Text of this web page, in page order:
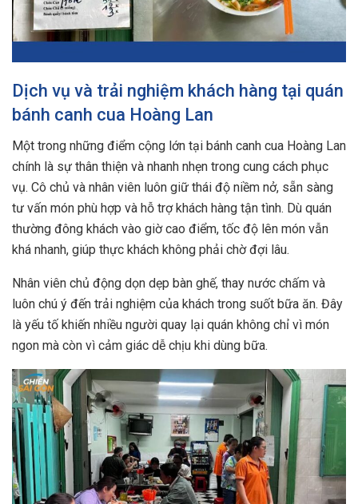
Dịch vụ và trải nghiệm khách hàng tại quán
bánh canh cua Hoàng Lan
Một trong những điểm cộng lớn tại bánh canh cua Hoàng Lan
chính là sự thân thiện và nhanh nhẹn trong cung cách phục
vụ. Cô chủ và nhân viên luôn giữ thái độ niềm nở, sẵn sàng
tư vấn món phù hợp và hỗ trợ khách hàng tận tình. Dù quán
thường đông khách vào giờ cao điểm, tốc độ lên món vẫn
khá nhanh, giúp thực khách không phải chờ đợi lâu.
Nhân viên chủ động dọn dẹp bàn ghế, thay nước chấm và
luôn chú ý đến trải nghiệm của khách trong suốt bữa ăn. Đây
là yếu tố khiến nhiều người quay lại quán không chỉ vì món
ngon mà còn vì cảm giác dễ chịu khi dùng bữa.